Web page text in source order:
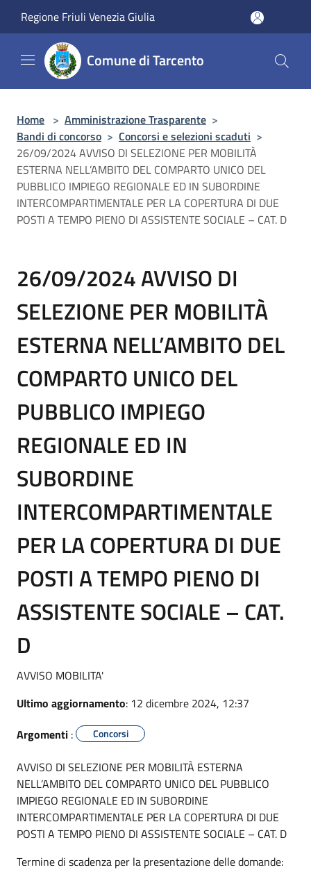
Regione Friuli Venezia Giulia
Comune di Tarcento
Home > Amministrazione Trasparente >
Bandi di concorso > Concorsi e selezioni scaduti >
26/09/2024 AVVISO DI SELEZIONE PER MOBILITÀ
ESTERNA NELL’AMBITO DEL COMPARTO UNICO DEL
PUBBLICO IMPIEGO REGIONALE ED IN SUBORDINE
INTERCOMPARTIMENTALE PER LA COPERTURA DI DUE
POSTI A TEMPO PIENO DI ASSISTENTE SOCIALE – CAT. D
26/09/2024 AVVISO DI
SELEZIONE PER MOBILITÀ
ESTERNA NELL’AMBITO DEL
COMPARTO UNICO DEL
PUBBLICO IMPIEGO
REGIONALE ED IN
SUBORDINE
INTERCOMPARTIMENTALE
PER LA COPERTURA DI DUE
POSTI A TEMPO PIENO DI
ASSISTENTE SOCIALE – CAT.
D
AVVISO MOBILITA'
Ultimo aggiornamento: 12 dicembre 2024, 12:37
Argomenti : Concorsi
AVVISO DI SELEZIONE PER MOBILITÀ ESTERNA
NELL’AMBITO DEL COMPARTO UNICO DEL PUBBLICO
IMPIEGO REGIONALE ED IN SUBORDINE
INTERCOMPARTIMENTALE PER LA COPERTURA DI DUE
POSTI A TEMPO PIENO DI ASSISTENTE SOCIALE – CAT. D
Termine di scadenza per la presentazione delle domande: